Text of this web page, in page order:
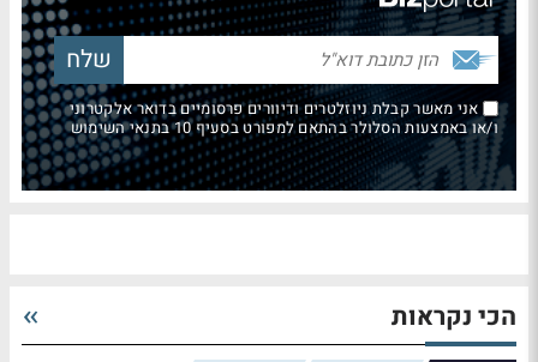
אני מאשר קבלת ניוזלטרים ודיוורים פרסומיים בדואר אלקטרוני
ו/או באמצעות הסלולר בהתאם למפורט בסעיף 10 בתנאי השימוש
הכי נקראות